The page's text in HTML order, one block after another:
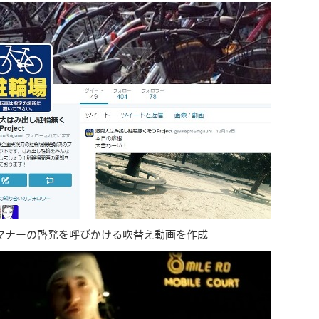
ナーの啓発を呼びかける吹替え動画を作成